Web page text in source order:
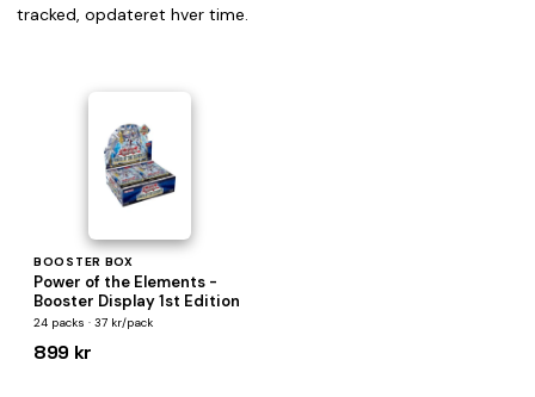
tracked, opdateret hver time.
BOOSTER BOX
Power of the Elements -
Booster Display 1st Edition
24 packs · 37 kr/pack
899 kr